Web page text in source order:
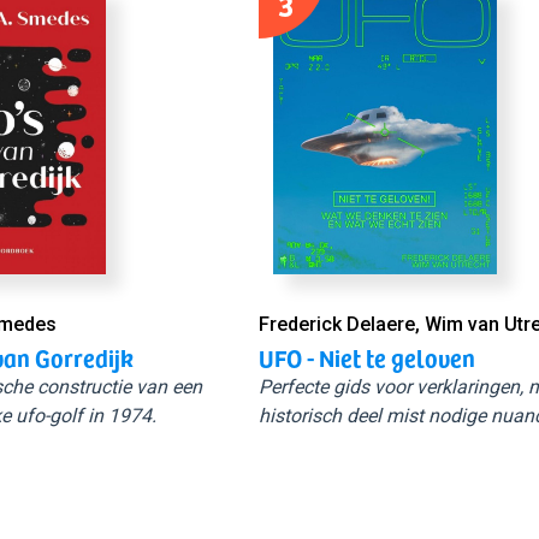
Gorredijk
constructie van een
ufo-golf in 1974.
Frederick Delaere, Wim van
UFO - Niet te geloven
Perfecte gids voor verklaringen,
historisch deel mist nodige